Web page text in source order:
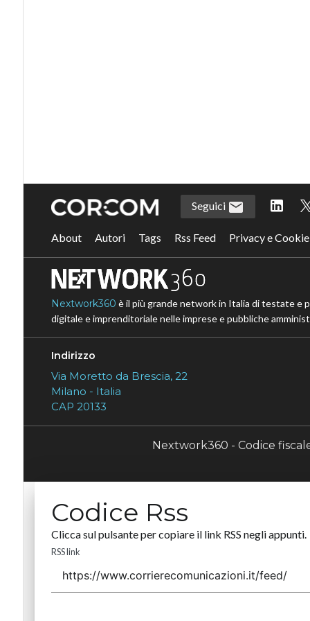
Seguici
About Autori Tags Rss Feed Privacy e
Nextwork360 è il più grande network in Italia di testate e
digitale e imprenditoriale nelle imprese e pubbliche
Indirizzo
Via Moretto da Brescia, 22
Milano - Italia
CAP 20133
Nextwork360 - Codice
Codice Rss
Clicca sul pulsante per copiare il link RSS negli appunti.
RSS link